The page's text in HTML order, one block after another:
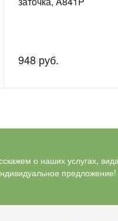
948 руб.
о наших услугах,
предложение!